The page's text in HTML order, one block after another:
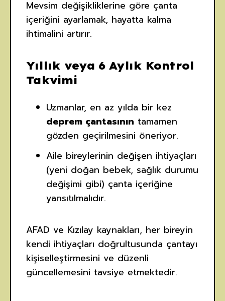
Mevsim değişikliklerine göre çanta
içeriğini ayarlamak, hayatta kalma
ihtimalini artırır.
Yıllık veya 6 Aylık Kontrol
Takvimi
Uzmanlar, en az yılda bir kez
deprem çantasının tamamen
gözden geçirilmesini öneriyor.
Aile bireylerinin değişen ihtiyaçları
(yeni doğan bebek, sağlık durumu
değişimi gibi) çanta içeriğine
yansıtılmalıdır.
AFAD ve Kızılay kaynakları, her bireyin
kendi ihtiyaçları doğrultusunda çantayı
kişiselleştirmesini ve düzenli
güncellemesini tavsiye etmektedir.